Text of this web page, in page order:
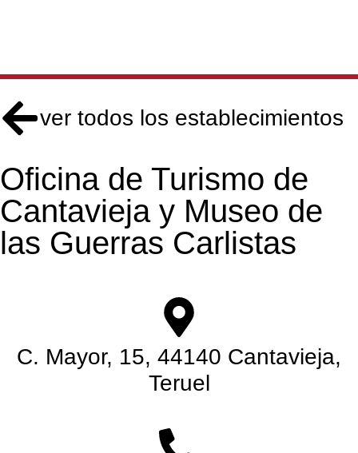
ver todos los establecimientos
Oficina de Turismo de
Cantavieja y Museo de
las Guerras Carlistas
C. Mayor, 15, 44140 Cantavieja,
Teruel